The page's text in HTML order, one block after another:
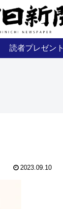
読者プレゼント
2023.09.10